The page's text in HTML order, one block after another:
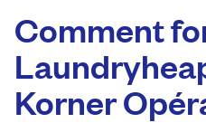
Comment
Korner